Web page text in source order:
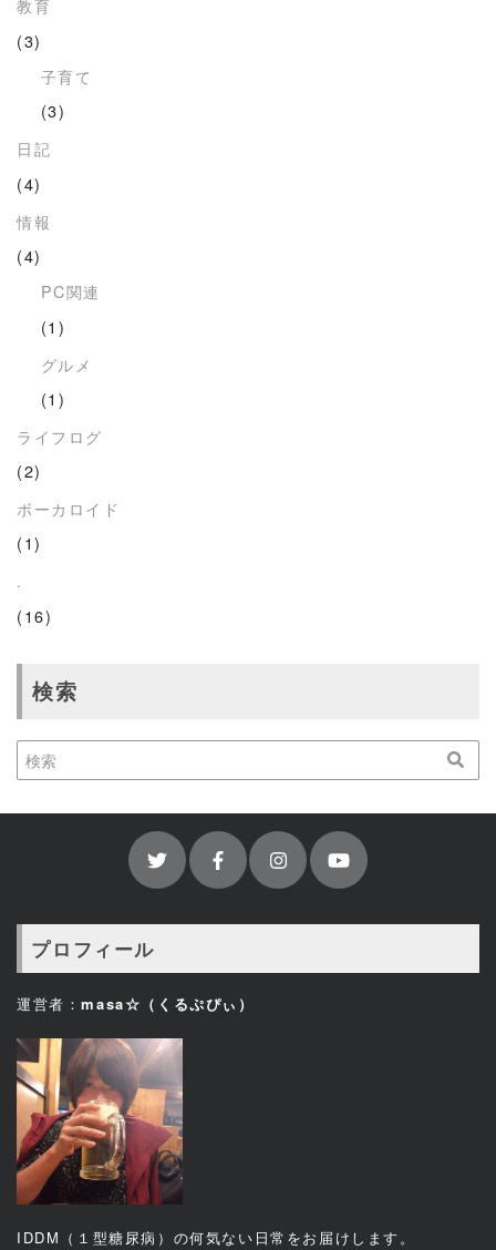
教育
(3)
子育て
(3)
日記
(4)
情報
(4)
PC関連
(1)
グルメ
(1)
ライフログ
(2)
ボーカロイド
(1)
.
(16)
検索
プロフィール
運営者：masa☆（くるぷぴぃ）
IDDM（１型糖尿病）の何気ない日常をお届けします。